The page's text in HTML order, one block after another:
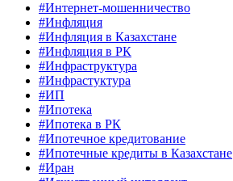
#Интернет-мошенничество
#Инфляция
#Инфляция в Казахстане
#Инфляция в РК
#Инфраструктура
#Инфрастуктура
#ИП
#Ипотека
#Ипотека в РК
#Ипотечное кредитование
#Ипотечные кредиты в Казахстане
#Иран